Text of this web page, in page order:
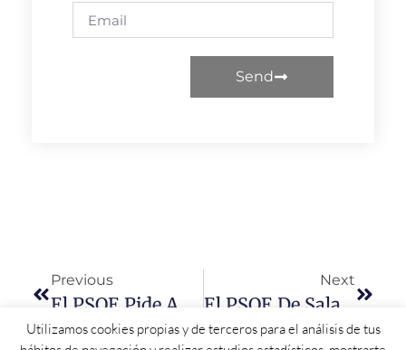
Send
Previous Next
Utilizamos cookies propias y de terceros para el análisis de tus